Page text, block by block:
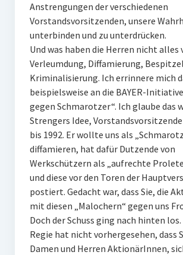
Anstrengungen der verschiedenen
Vorstandsvorsitzenden, unsere
unterbinden und zu unterdrücken.
Und was haben die Herren nicht alles
Verleumdung, Diffamierung,
Kriminalisierung. Ich errinnere mich
beispielsweise an die BAYER-
gegen Schmarotzer“. Ich glaube das
Strengers Idee,
bis 1992. Er wollte uns als
diffamieren, hat dafür Dutzende von
Werkschützern als „aufrechte
und diese vor den Toren der
postiert. Gedacht war, dass Sie, die
mit diesen „Malochern“ gegen uns
Doch der Schuss ging nach hinten los.
Regie hat nicht vorhergesehen, dass
Damen und Herren AktionärInnen,